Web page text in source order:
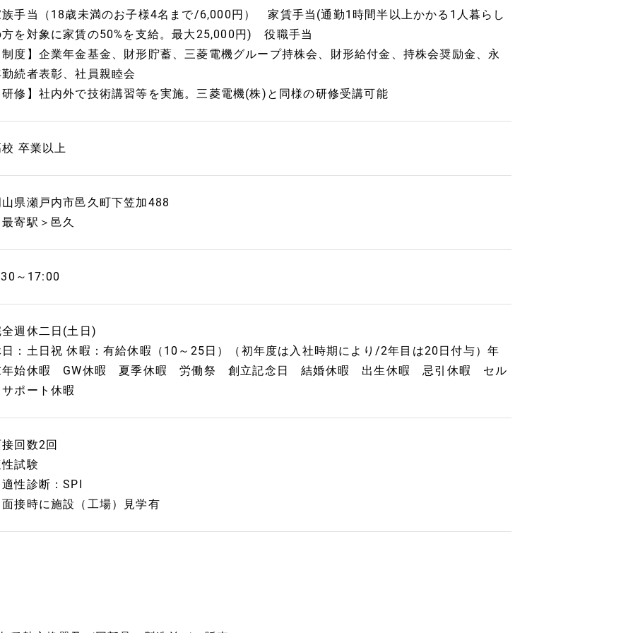
族手当（18歳未満のお子様4名まで/6,000円） 家賃手当(通勤1時間半以上かかる1人暮らし
方を対象に家賃の50%を支給。最大25,000円) 役職手当
度】企業年金基金、財形貯蓄、三菱電機グループ持株会、財形給付金、持株会奨励金、永
続者表彰、社員親睦会
研修】社内外で技術講習等を実施。三菱電機(株)と同様の研修受講可能
卒業以上
県瀬戸内市邑久町下笠加488
寄駅＞邑久
～17:00
週休二日(土日)
日：土日祝 休暇：有給休暇（10～25日）（初年度は入社時期により/2年目は20日付与）年
年始休暇 GW休暇 夏季休暇 労働祭 創立記念日 結婚休暇 出生休暇 忌引休暇 セル
ポート休暇
回数2回
試験
性診断：SPI
接時に施設（工場）見学有